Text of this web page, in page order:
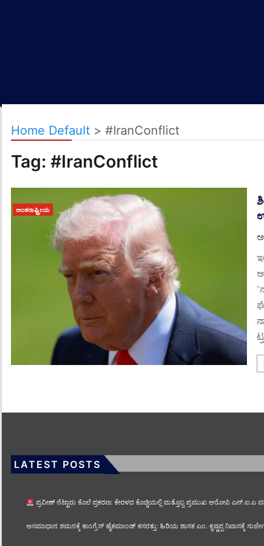
Home Default > #IranConflict
Tag: #IranConflict
ಅಂತರಾಷ್ಟ್ರೀಯ
LATEST POSTS
ಪ್ರವೀಣ್ ನೆಟ್ಟಾರು ಕೊಲೆ ಪ್ರಕರಣ: ಕೇರಳದ ಕೊಚ್ಚಿಯಲ್ಲಿ ಮತ್ತೊಬ್ಬ ಪ್ರಮುಖ ಆರೋಪಿ ಎನ್.ಐ.ಎ
ಅಸಮಾಧಾನ ಶಮನಕ್ಕೆ ಕಾಂಗ್ರೆಸ್ ಹೈಕಮಾಂಡ್ ಕಸರತ್ತು: ಹಿರಿಯ ಶಾಸಕ ಎಂ. ಕೃಷ್ಣಪ್ಪ ನಿವಾಸಕ್ಕೆ